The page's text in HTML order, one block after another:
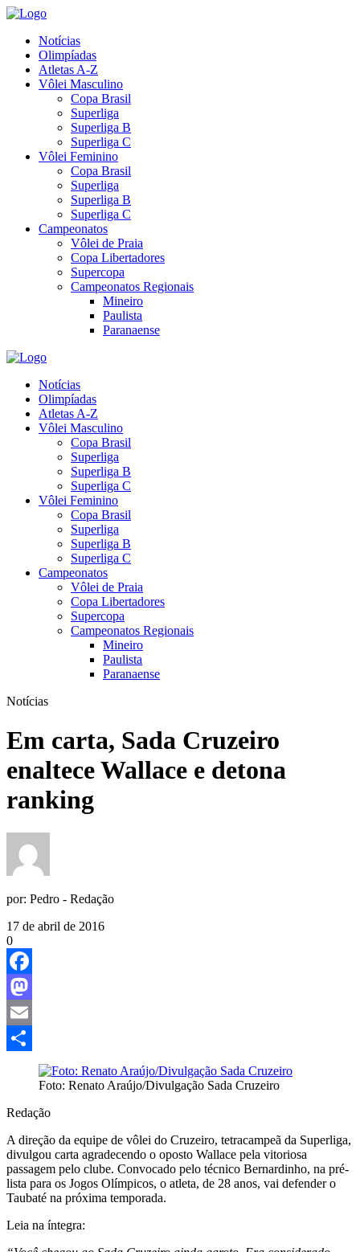
Notícias
Olimpíadas
Atletas A-Z
Vôlei Masculino
Copa Brasil
Superliga
Superliga B
Superliga C
Vôlei Feminino
Copa Brasil
Superliga
Superliga B
Superliga C
Campeonatos
Vôlei de Praia
Copa Libertadores
Supercopa
Campeonatos Regionais
Mineiro
Paulista
Paranaense
Notícias
Olimpíadas
Atletas A-Z
Vôlei Masculino
Copa Brasil
Superliga
Superliga B
Superliga C
Vôlei Feminino
Copa Brasil
Superliga
Superliga B
Superliga C
Campeonatos
Vôlei de Praia
Copa Libertadores
Supercopa
Campeonatos Regionais
Mineiro
Paulista
Paranaense
Notícias
Em carta, Sada Cruzeiro
enaltece Wallace e detona
ranking
por: Pedro - Redação
17 de abril de 2016
0
Facebook
Mastodon
Email
Foto: Renato Araújo/Divulgação Sada Cruzeiro
Redação
A direção da equipe de vôlei do Cruzeiro, tetracampeã da Superliga,
divulgou carta agradecendo o oposto Wallace pela vitoriosa
passagem pelo clube. Convocado pelo técnico Bernardinho, na pré-
lista para os Jogos Olímpicos, o atleta, de 28 anos, vai defender o
Taubaté na próxima temporada.
Leia na íntegra: